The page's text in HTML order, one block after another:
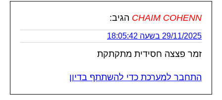
CHAIM COHENN הגיב:
29/11/2025 בשעה 18:05:42
זמר פצצה חסידית מתקתקת
התחבר למערכת כדי להשתתף בדיון